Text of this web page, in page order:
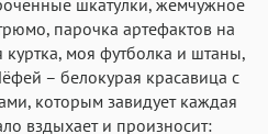
Аа
Georgia
Аа
Times New Roman
Аа
Menlo
Аа
SF Mono
парочка артефактов на
моя футболка и штаны,
– белокурая красавица с
которым завидует каждая
вздыхает и произносит: